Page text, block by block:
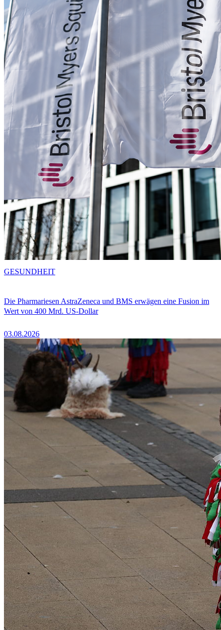
Die Pharmariesen AstraZeneca und BMS erwägen eine Fusion im
Wert von 400 Mrd. US-Dollar
03.08.2026
GESUNDHEIT